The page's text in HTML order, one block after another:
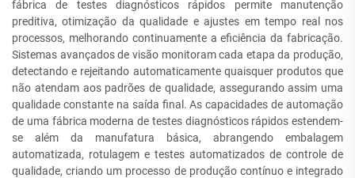
fábrica de testes diagnósticos rápidos permite manutenção
preditiva, otimização da qualidade e ajustes em tempo real nos
processos, melhorando continuamente a eficiência da fabricação.
Sistemas avançados de visão monitoram cada etapa da produção,
detectando e rejeitando automaticamente quaisquer produtos que
não atendam aos padrões de qualidade, assegurando assim uma
qualidade constante na saída final. As capacidades de automação
de uma fábrica moderna de testes diagnósticos rápidos estendem-
se além da manufatura básica, abrangendo embalagem
automatizada, rotulagem e testes automatizados de controle de
qualidade, criando um processo de produção contínuo e integrado